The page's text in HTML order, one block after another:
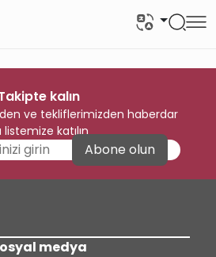
kalın
ve tekliflerimizden haberdar
katılın
Abone olun
medya